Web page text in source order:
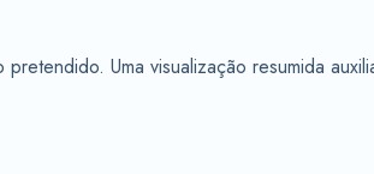
Uma visualização resumida